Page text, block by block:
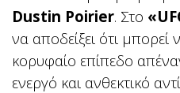
Dustin Poirier. Στο
να αποδείξει ότι μπορεί
κορυφαίο επίπεδο
ενεργό και ανθεκτικό